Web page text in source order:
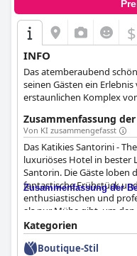
$
INFO
Das atemberaubend
seinen Gästen ein
erstaunlichen Komplex
Zusammenfassung
Von KI zusammengefasst
Das Katikies Santorini -
luxuriöses Hotel in bester
Santorin. Die Gäste loben
fantastische Frühstück
enthusiastischen und
als nur Mühe gibt, um
zu bieten. Die Zimmer
verfügen über Whirlpools
unglaubliche Aussicht.
Zusammenfassung der
Kategorien
Boutique-Stil